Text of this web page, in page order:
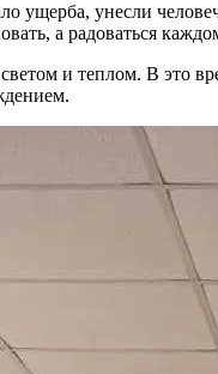
ущерба, унесли
а радоваться
и теплом. В это